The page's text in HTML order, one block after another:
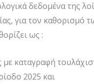
δεδομένα της
για τον
ως :
με καταγραφή
2025 και